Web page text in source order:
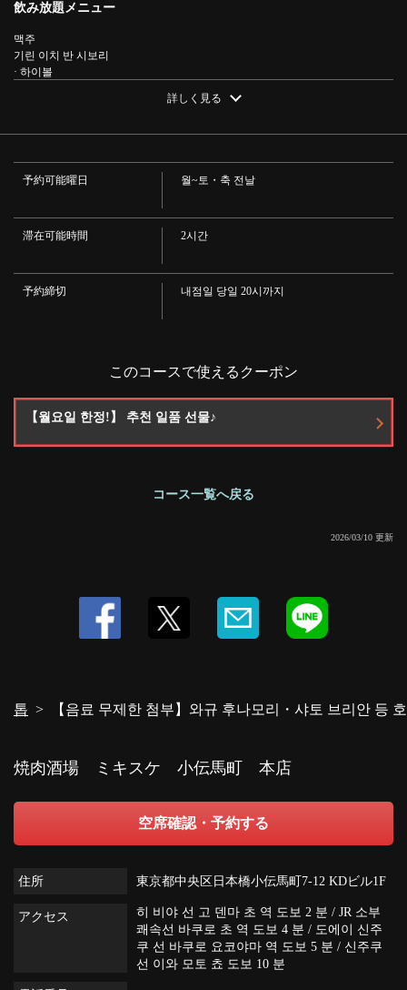
飲み放題メニュー
맥주
기린 이치 반 시보리
· 하이볼
녹차 하이
빨강 / 흰색
・레몬/거봉/캠캠/자몽/시크워서/카시스/푸른 사과
· 과실주
· 고구마 / 보리 / 프리미엄 소주 (각종)
・콜라/사이더/우롱차/칼피스/녹차
詳しく見る
予約可能曜日 월~토・축 전날
滞在可能時間 2시간
予約締切 내점일 당일 20시까지
このコースで使えるクーポン
【월요일 한정!】 추천 일품 선물♪
コース一覧へ戻る
2026/03/10 更新
톱 【음료 무제한 첨부】와규 후나모리・샤토 브리안 등
로운 요리가 전 9~11품◆ | 焼肉酒場 ミキスケ 小伝馬
町 本店
東京都中央区日本橋小伝馬町7-12 KDビル1F
焼肉酒場 ミキスケ 小伝馬町 本店
空席確認・予約する
住所 東京都中央区日本橋小伝馬町7-12 KDビル1F
アクセス
히 비야 선 고 덴마 초 역 도보 2 분 / JR 소부
쾌속선 바쿠로 초 역 도보 4 분 / 도에이 신주
쿠 선 바쿠로 요코야마 역 도보 5 분 / 신주쿠
선 이와 모토 쵸 도보 10 분